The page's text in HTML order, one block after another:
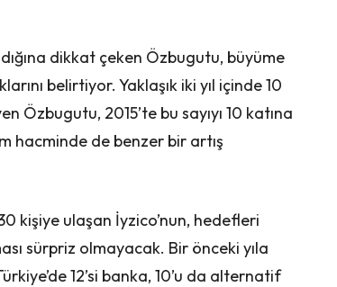
dikkat çeken Özbugutu, büyüme
belirtiyor. Yaklaşık iki yıl içinde 10
Özbugutu, 2015’te bu sayıyı 10 katına
hacminde de benzer bir artış
kişiye ulaşan İyzico’nun, hedefleri
sürpriz olmayacak. Bir önceki yıla
12’si banka, 10’u da alternatif